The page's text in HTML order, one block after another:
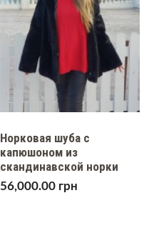
Норковая шуба с
капюшоном из
скандинавской норки
56,000.00 грн